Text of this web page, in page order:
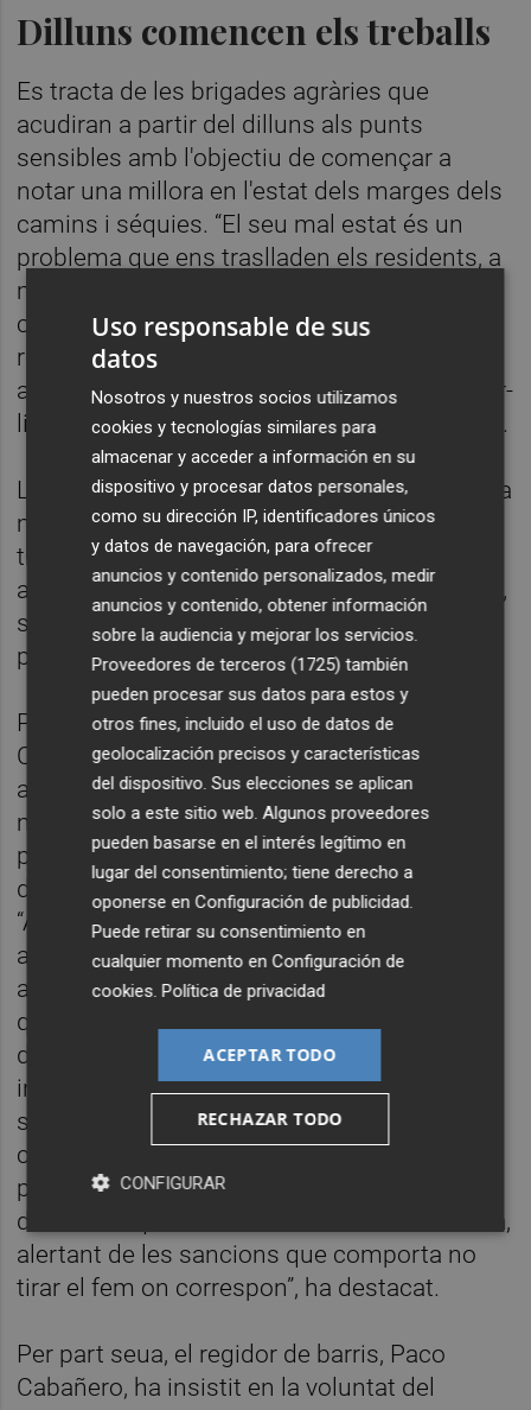
Dilluns comencen els treballs
Es tracta de les brigades agràries que
acudiran a partir del dilluns als punts
sensibles amb l'objectiu de començar a
notar una millora en l'estat dels marges dels
camins i séquies. “El seu mal estat és un
problema que ens traslladen els residents, a
més de la mala imatge que traslladen de la
ciutat. Tan important com netejar és
respectar la llei i adquirir consciència que
aquest és un problema al qual hem de posar-
li solució entre tots”, ha assenyalat Redondo.
Les associacions poden comunicar des de ja
mateix les seues prioritats d'actuació a
través de diferents canals de comunicació
amb l'Ajuntament, no sols per via telemàtica,
sinó per via telefònica o de manera
presencial.
Per la seua part el regidor de Medi ambient,
Cristian Ramírez, ha insistit en les
actuacions que s'estan duent a terme en
matèria de vigilància mitjançant drons en
punts estratègics, per a caçar als qui
depositen el fem en llocs no autoritzats.
“Amb la col·laboració de la Policia Local
aquest sistema és una eina més per a
acabar amb els abocadors incontrolats, la
qualitat en l'enregistrament de la imatge
d'aquests drons permet reconéixer als qui
infringeixen la llei, de manera que seran
sancionats. A més, comptem amb els
concienciadors mediambientals que
periòdicament situaran carpes informatives
des de les quals conscienciar a la ciutadania,
alertant de les sancions que comporta no
tirar el fem on correspon”, ha destacat.
Per part seua, el regidor de barris, Paco
Cabañero, ha insistit en la voluntat del
Uso responsable de sus
datos
Nosotros y nuestros socios utilizamos
cookies y tecnologías similares para
almacenar y acceder a información en su
dispositivo y procesar datos personales,
como su dirección IP, identificadores únicos
y datos de navegación, para ofrecer
anuncios y contenido personalizados, medir
anuncios y contenido, obtener información
sobre la audiencia y mejorar los servicios.
Proveedores de terceros (1725) también
pueden procesar sus datos para estos y
otros fines, incluido el uso de datos de
geolocalización precisos y características
del dispositivo. Sus elecciones se aplican
solo a este sitio web. Algunos proveedores
pueden basarse en el interés legítimo en
lugar del consentimiento; tiene derecho a
oponerse enConfiguración de publicidad.
Puede retirar su consentimiento en
cualquier momento enConfiguración de
cookies.Política de privacidad
ACEPTAR TODO
RECHAZAR TODO
CONFIGURAR